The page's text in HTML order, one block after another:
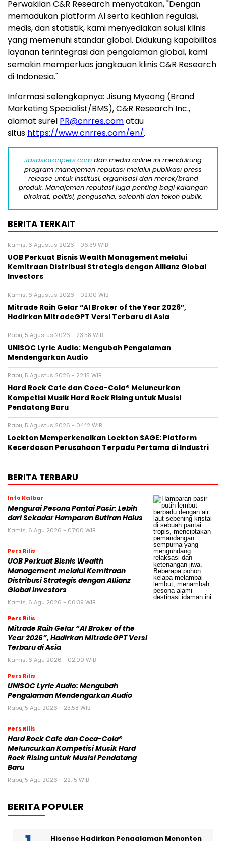
Perwakilan C&R Research menyatakan, "Dengan
memadukan platform AI serta keahlian regulasi,
medis, dan statistik, kami menyediakan solusi klinis
yang memenuhi standar global. Didukung kapabilitas
layanan terintegrasi dan pengalaman global, kami
semakin memperluas jangkauan klinis C&R Research
di Indonesia."
Informasi selengkapnya: Jisung Myeong (Brand
Marketing Specialist/BMS), C&R Research Inc.,
alamat surel PR@cnrres.comatau
situs https://www.cnrres.com/en/.
Jasasiaranpers.com dan media online ini mendukung
program manajemen reputasi melalui publikasi press
release untuk institusi, organisasi dan merek/brand
produk. Manajemen reputasi juga penting bagi kalangan
birokrat, politisi, pengusaha, selebriti dan tokoh publik.
BERITA TERKAIT
Kamis, 6 Agustus 2026 - 06:39 WIB
UOB Perkuat Bisnis Wealth Management melalui
Kemitraan Distribusi Strategis dengan Allianz Global
Investors
Kamis, 6 Agustus 2026 - 02:00 WIB
Mitrade Raih Gelar “AI Broker of the Year 2026”,
Hadirkan MitradeGPT Versi Terbaru di Asia
Rabu, 5 Agustus 2026 - 23:58 WIB
UNISOC Lyric Audio: Mengubah Pengalaman
Mendengarkan Audio
Rabu, 5 Agustus 2026 - 22:15 WIB
Hard Rock Cafe dan Coca-Cola® Meluncurkan
Kompetisi Musik Hard Rock Rising untuk Musisi
Pendatang Baru
Rabu, 5 Agustus 2026 - 04:12 WIB
Lockton Memperkenalkan Lockton SAGE: Platform
Kecerdasan Perusahaan Terpadu Pertama di Industri
BERITA TERBARU
Info Kalbar
Mengurai Pesona Pantai Pasir: Lebih
dari Sekadar Hamparan Butiran Halus
Kamis, 6 Agu 2026 - 07:00 WIB
Pers Rilis
UOB Perkuat Bisnis Wealth
Management melalui Kemitraan
Distribusi Strategis dengan Allianz
Global Investors
Kamis, 6 Agu 2026 - 06:39 WIB
Pers Rilis
Mitrade Raih Gelar “AI Broker of the
Year 2026”, Hadirkan MitradeGPT Versi
Terbaru di Asia
Kamis, 6 Agu 2026 - 02:00 WIB
Pers Rilis
UNISOC Lyric Audio: Mengubah
Pengalaman Mendengarkan Audio
Rabu, 5 Agu 2026 - 23:58 WIB
Pers Rilis
Hard Rock Cafe dan Coca-Cola®
Meluncurkan Kompetisi Musik Hard
Rock Rising untuk Musisi Pendatang
Baru
Rabu, 5 Agu 2026 - 22:15 WIB
BERITA POPULER
Hisense Hadirkan Pengalaman Menonton